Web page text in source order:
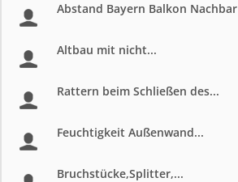
Abstand Bayern Balkon Nachbar
Altbau mit nicht...
Rattern beim Schließen des...
Feuchtigkeit Außenwand...
Bruchstücke,Splitter,...